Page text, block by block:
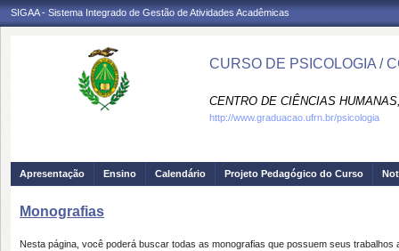
SIGAA - Sistema Integrado de Gestão de Atividades Acadêmicas
CURSO DE PSICOLOGIA /
CENTRO DE CIÊNCIAS
http://www.graduacao.ufrn.br/psicologia
Apresentação Ensino Calendário Projeto Pedagógico do Curso
Monografias
Nesta página, você poderá buscar todas as monografias que possuem seus trabalhos